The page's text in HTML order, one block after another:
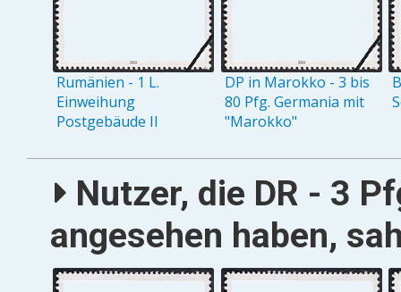
Rumänien - 1 L.
Einweihung
Postgebäude II
DP in Marokko - 3 bis
80 Pfg. Germania mit
"Marokko"
Nutzer, die DR - 3
angesehen haben,